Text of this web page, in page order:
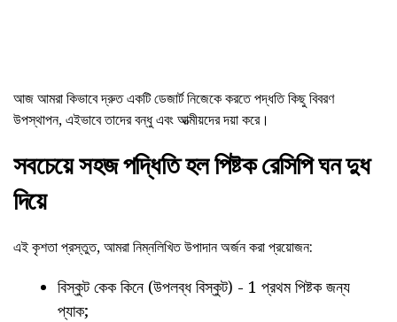
আজ আমরা কিভাবে দ্রুত একটি ডেজার্ট নিজেকে করতে পদ্ধতি কিছু বিবরণ
উপস্থাপন, এইভাবে তাদের বন্ধু এবং আত্মীয়দের দয়া করে।
সবচেয়ে সহজ পদ্ধিতি হল পিষ্টক রেসিপি ঘন দুধ
দিয়ে
এই কৃশতা প্রস্তুত, আমরা নিম্নলিখিত উপাদান অর্জন করা প্রয়োজন:
বিস্কুট কেক কিনে (উপলব্ধ বিস্কুট) - 1 প্রথম পিষ্টক জন্য
প্যাক;